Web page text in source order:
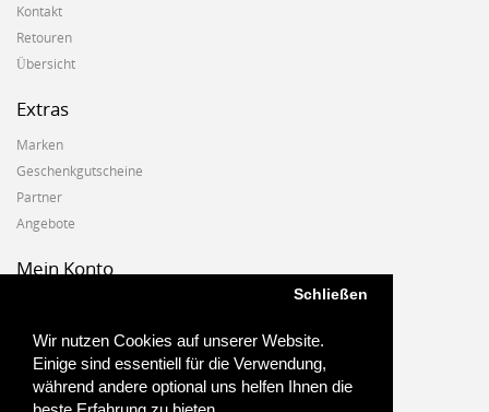
Wir nutzen Cookies auf unserer Website.
Einige sind essentiell für die Verwendung,
während andere optional uns helfen Ihnen die
Schließen
Kontakt
Retouren
Übersicht
Extras
Marken
Geschenkgutscheine
Partner
Angebote
Mein Konto
Auftragshistorie
Wunschzettel
Newsletter